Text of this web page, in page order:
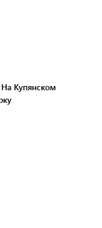
На Купянском